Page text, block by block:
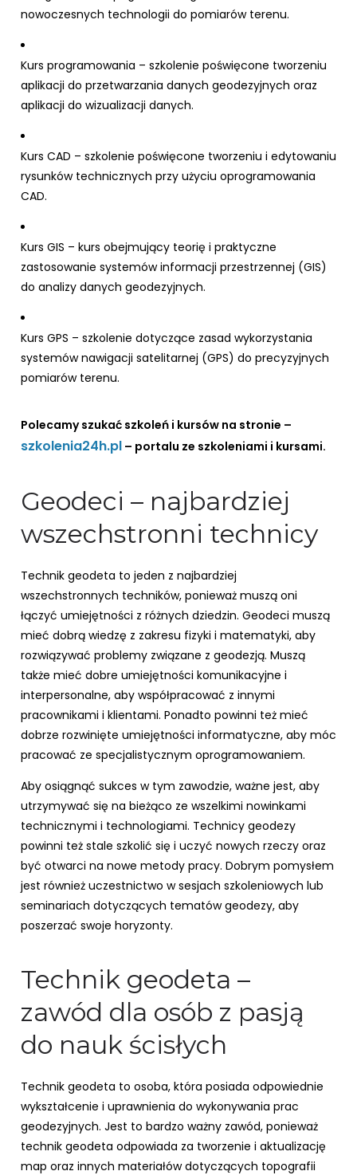
nowoczesnych technologii do pomiarów terenu.
Kurs programowania – szkolenie poświęcone tworzeniu
aplikacji do przetwarzania danych geodezyjnych oraz
aplikacji do wizualizacji danych.
Kurs CAD – szkolenie poświęcone tworzeniu i edytowaniu
rysunków technicznych przy użyciu oprogramowania
CAD.
Kurs GIS – kurs obejmujący teorię i praktyczne
zastosowanie systemów informacji przestrzennej (GIS)
do analizy danych geodezyjnych.
Kurs GPS – szkolenie dotyczące zasad wykorzystania
systemów nawigacji satelitarnej (GPS) do precyzyjnych
pomiarów terenu.
Polecamy szukać szkoleń i kursów na stronie –
szkolenia24h.pl – portalu ze szkoleniami i kursami.
Geodeci – najbardziej
wszechstronni technicy
Technik geodeta to jeden z najbardziej
wszechstronnych techników, ponieważ muszą oni
łączyć umiejętności z różnych dziedzin. Geodeci muszą
mieć dobrą wiedzę z zakresu fizyki i matematyki, aby
rozwiązywać problemy związane z geodezją. Muszą
także mieć dobre umiejętności komunikacyjne i
interpersonalne, aby współpracować z innymi
pracownikami i klientami. Ponadto powinni też mieć
dobrze rozwinięte umiejętności informatyczne, aby móc
pracować ze specjalistycznym oprogramowaniem.
Aby osiągnąć sukces w tym zawodzie, ważne jest, aby
utrzymywać się na bieżąco ze wszelkimi nowinkami
technicznymi i technologiami. Technicy geodezy
powinni też stale szkolić się i uczyć nowych rzeczy oraz
być otwarci na nowe metody pracy. Dobrym pomysłem
jest również uczestnictwo w sesjach szkoleniowych lub
seminariach dotyczących tematów geodezy, aby
poszerzać swoje horyzonty.
Technik geodeta –
zawód dla osób z pasją
do nauk ścisłych
Technik geodeta to osoba, która posiada odpowiednie
wykształcenie i uprawnienia do wykonywania prac
geodezyjnych. Jest to bardzo ważny zawód, ponieważ
technik geodeta odpowiada za tworzenie i aktualizację
map oraz innych materiałów dotyczących topografii